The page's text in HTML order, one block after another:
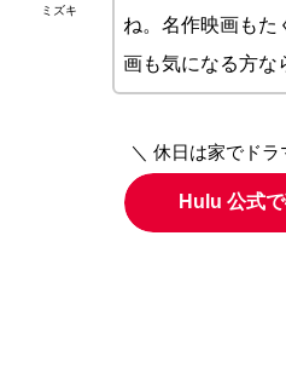
ミズキ
ね。名作映画もた
画も気になる方な
＼ 休日は家でドラ
Hulu 公式